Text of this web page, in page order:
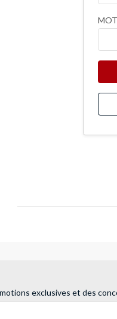
exclusives et des